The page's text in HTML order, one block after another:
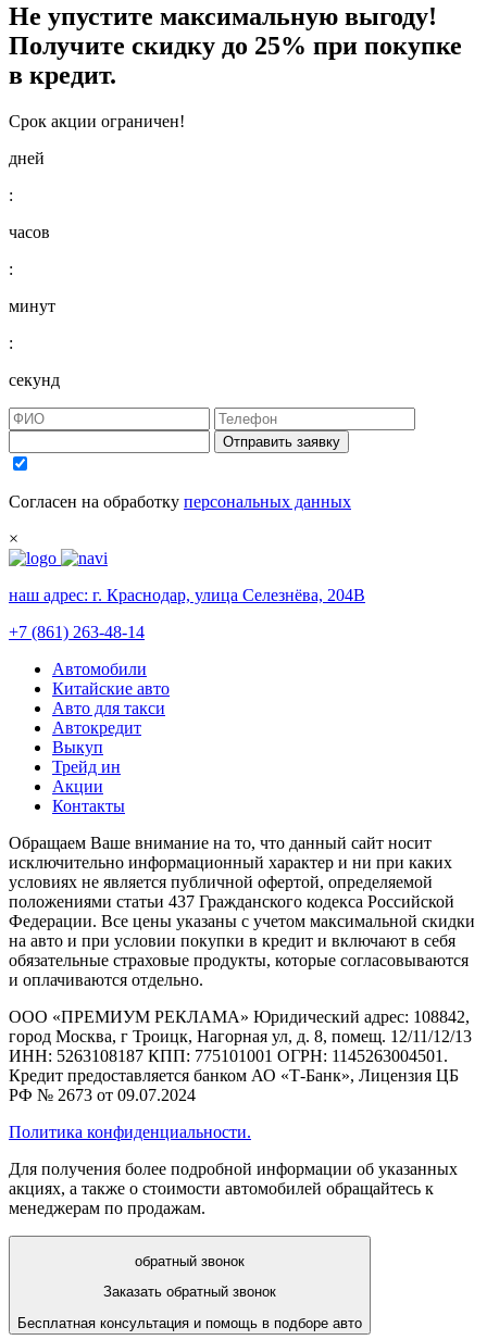
Не упустите максимальную выгоду!
Получите скидку до 25% при покупке
в кредит.
Срок акции ограничен!
дней
:
часов
:
минут
:
секунд
Отправить заявку
Согласен на обработку персональных данных
×
наш адрес: г. Краснодар, улица Селезнёва, 204В
+7 (861) 263-48-14
Автомобили
Китайские авто
Авто для такси
Автокредит
Выкуп
Трейд ин
Акции
Контакты
Обращаем Ваше внимание на то, что данный сайт носит
исключительно информационный характер и ни при каких
условиях не является публичной офертой, определяемой
положениями статьи 437 Гражданского кодекса Российской
Федерации. Все цены указаны с учетом максимальной скидки
на авто и при условии покупки в кредит и включают в себя
обязательные страховые продукты, которые согласовываются
и оплачиваются отдельно.
ООО «ПРЕМИУМ РЕКЛАМА» Юридический адрес: 108842,
город Москва, г Троицк, Нагорная ул, д. 8, помещ. 12/11/12/13
ИНН: 5263108187 КПП: 775101001 ОГРН: 1145263004501.
Кредит предоставляется банком АО «Т-Банк», Лицензия ЦБ
РФ № 2673 от 09.07.2024
Политика конфиденциальности.
Для получения более подробной информации об указанных
акциях, а также о стоимости автомобилей обращайтесь к
менеджерам по продажам.
обратный звонок
Заказать обратный звонок
Бесплатная консультация и помощь в подборе авто